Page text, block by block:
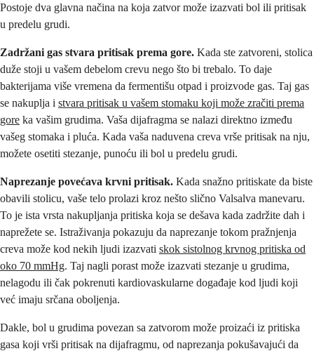
Postoje dva glavna načina na koja zatvor može izazvati bol ili pritisak
u predelu grudi.
Zadržani gas stvara pritisak prema gore. Kada ste zatvoreni, stolica
duže stoji u vašem debelom crevu nego što bi trebalo. To daje
bakterijama više vremena da fermentišu otpad i proizvode gas. Taj gas
se nakuplja i stvara pritisak u vašem stomaku koji može zračiti prema
gore ka vašim grudima. Vaša dijafragma se nalazi direktno između
vašeg stomaka i pluća. Kada vaša naduvena creva vrše pritisak na nju,
možete osetiti stezanje, punoću ili bol u predelu grudi.
Naprezanje povećava krvni pritisak. Kada snažno pritiskate da biste
obavili stolicu, vaše telo prolazi kroz nešto slično Valsalva manevaru.
To je ista vrsta nakupljanja pritiska koja se dešava kada zadržite dah i
naprežete se. Istraživanja pokazuju da naprezanje tokom pražnjenja
creva može kod nekih ljudi izazvati skok sistolnog krvnog pritiska od
oko 70 mmHg. Taj nagli porast može izazvati stezanje u grudima,
nelagodu ili čak pokrenuti kardiovaskularne događaje kod ljudi koji
već imaju srčana oboljenja.
Dakle, bol u grudima povezan sa zatvorom može proizaći iz pritiska
gasa koji vrši pritisak na dijafragmu, od naprezanja pokušavajući da